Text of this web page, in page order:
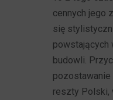
cennych jego
się
powstających
budowli.
pozostawanie
reszty Polski,